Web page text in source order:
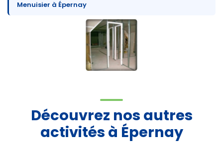
Menuisier à Épernay
Découvrez nos autres
activités à Épernay